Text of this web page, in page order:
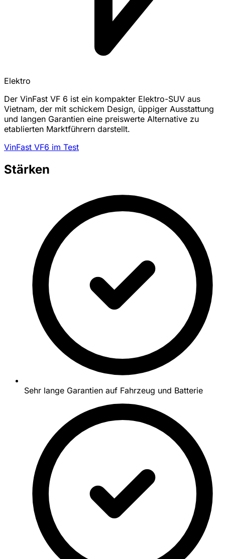
Elektro
Der VinFast VF 6 ist ein kompakter Elektro-SUV aus
Vietnam, der mit schickem Design, üppiger Ausstattung
und langen Garantien eine preiswerte Alternative zu
etablierten Marktführern darstellt.
VinFast VF6 im Test
Stärken
Sehr lange Garantien auf Fahrzeug und Batterie